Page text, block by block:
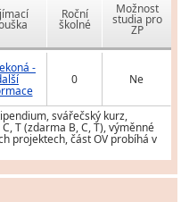
Roční
školné
Možnost
studia pro
ZP
-
0 Ne
svářečský kurz,
T (zdarma B, C, T), výměnné
projektech, část OV probíhá v